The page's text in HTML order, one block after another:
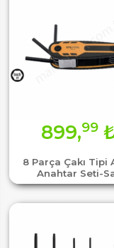
8 Parça Çakı Tipi
Anahtar Seti-
899,99